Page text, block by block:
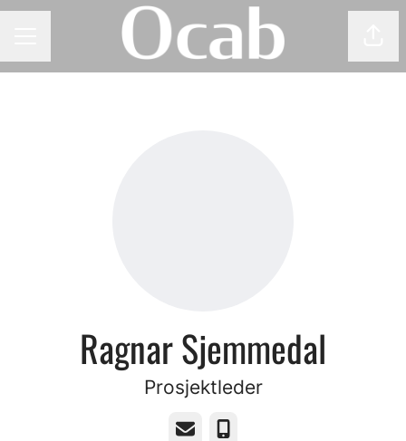
Ragnar Sjemmedal
Prosjektleder
E-postTelefonnummer